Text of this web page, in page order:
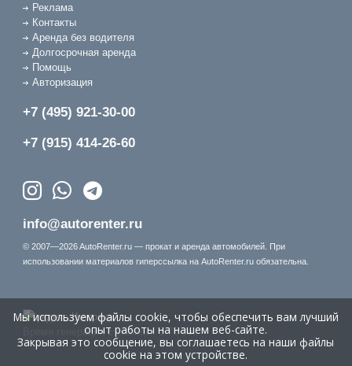
Реклама
Контакты
Аренда без водителя
Долгосрочная аренда
Помощь
Авторизация
+7 (495) 921-30-00
+7 (915) 414-26-60
info@autorenter.ru
© 2007—2026 AutoRenter.ru — прокат и аренда автомобилей. При
использовании материалов гиперссылка на AutoRenter.ru обязательна.
Время генерации страницы: 0.75 сек.
Мы используем файлы cookie, чтобы обеспечить вам лучший
опыт работы на нашем веб-сайте.
Закрывая это сообщение, вы соглашаетесь на наши файлы
cookie на этом устройстве.